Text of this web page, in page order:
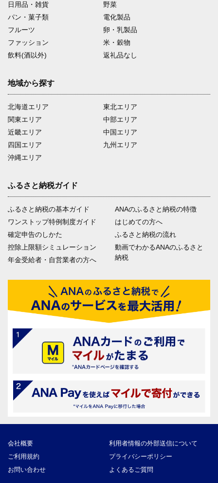
日用品・雑貨
野菜
パン・菓子類
電化製品
フルーツ
卵・乳製品
ファッション
米・穀物
飲料(酒以外)
返礼品なし
地域から探す
北海道エリア
関東エリア
近畿エリア
四国エリア
沖縄エリア
東北エリア
中部エリア
中国エリア
九州エリア
ふるさと納税ガイド
ふるさと納税の基本ガイド
ワンストップ特例制度ガイド
確定申告のしかた
控除上限額シミュレーション
年金受給者・自営業者の方へ
ANAのふるさと納税の特徴
はじめての方へ
ふるさと納税の流れ
動画でわかるANAのふるさと
納税
会社概要
利用者情報の外部送信について
ご利用規約
プライバシーポリシー
お問い合わせ
よくあるご質問